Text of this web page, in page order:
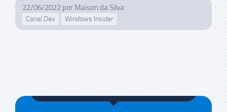
22/06/2022 por Maison da Silva
Canal Dev Windows Insider
Maison da Silva